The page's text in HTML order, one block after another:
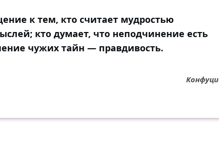
к тем, кто считает мудростью
кто думает, что неподчинение есть
чужих тайн — правдивость.